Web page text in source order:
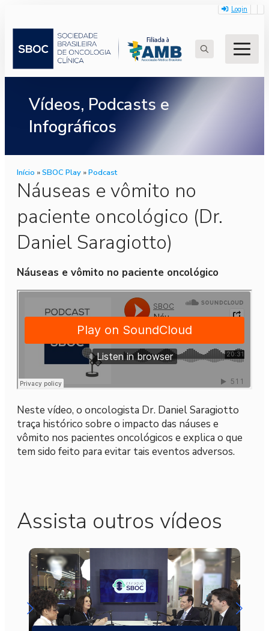
Login
for:
Vídeos, Podcasts e
Infográficos
Início »SBOC Play »Podcast
Náuseas e vômito no
paciente oncológico (Dr.
Daniel Saragiotto)
Náuseas e vômito no paciente oncológico
Neste vídeo, o oncologista Dr. Daniel Saragiotto
traça histórico sobre o impacto das náuses e
vômito nos pacientes oncológicos e explica o que
tem sido feito para evitar tais eventos adversos.
Assista outros vídeos